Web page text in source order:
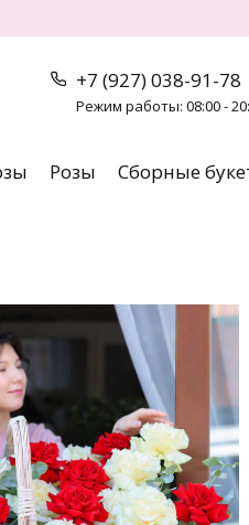
+7 (927) 038-91-78
Режим работы: 08:00 -
Розы Сборные